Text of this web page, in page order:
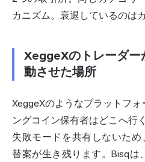
カニズム。衰退しているのは
XeggeXのトレーダー
動させた場所
XeggeXのようなプラットフ
ングコイン保有者はどこへ行
失敗モードを共有しないた
替案が生き残ります。Bisq